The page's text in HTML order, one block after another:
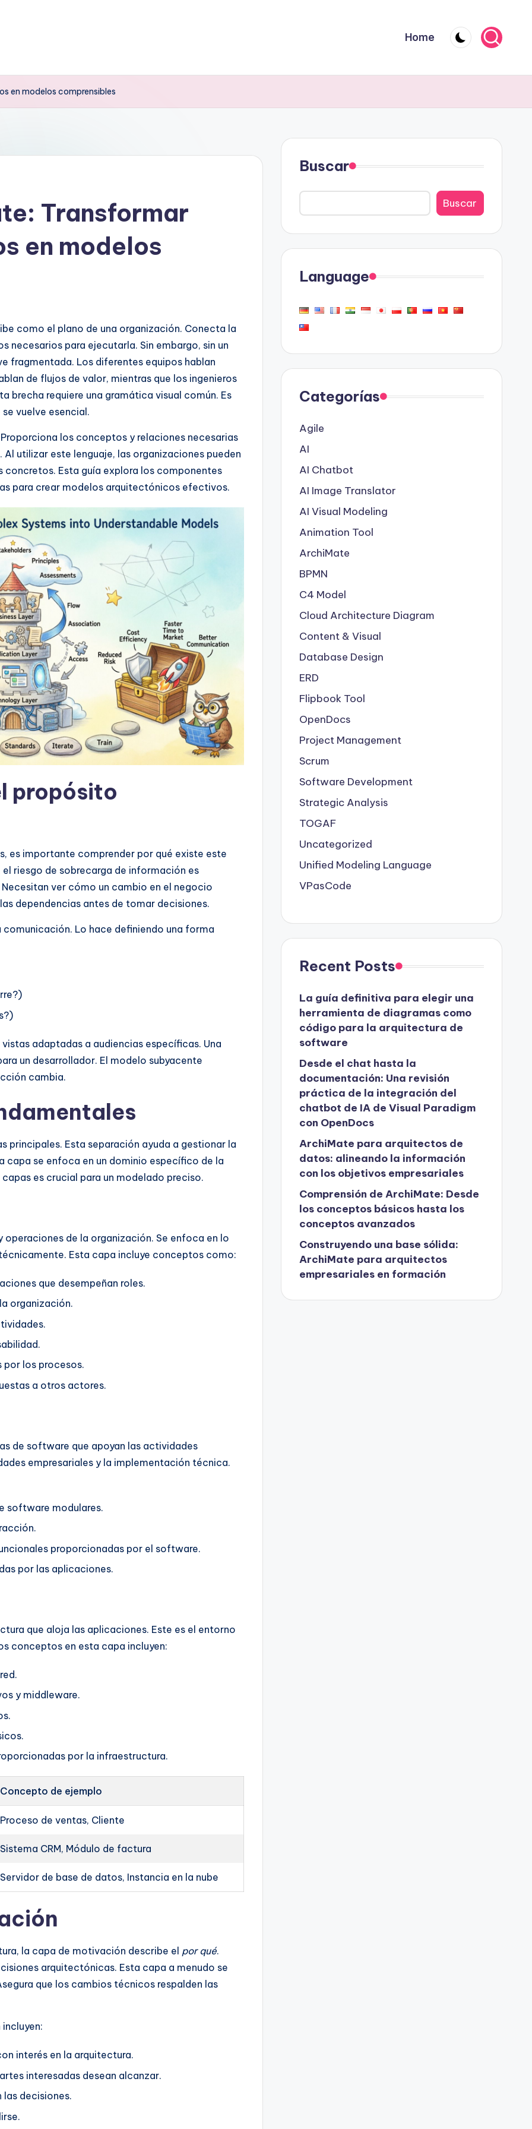
Home
en modelos comprensibles
Transformar
en modelos
como el plano de una organización. Conecta la
para ejecutarla. Sin embargo, sin un
fragmentada. Los diferentes equipos hablan
de flujos de valor, mientras que los ingenieros
brecha requiere una gramática visual común. Es
vuelve esencial.
los conceptos y relaciones necesarias
utilizar este lenguaje, las organizaciones pueden
Esta guía explora los componentes
para crear modelos arquitectónicos efectivos.
propósito
es importante comprender por qué existe este
riesgo de sobrecarga de información es
ver cómo un cambio en el negocio
dependencias antes de tomar decisiones.
Lo hace definiendo una forma
adaptadas a audiencias específicas. Una
un desarrollador. El modelo subyacente
cambia.
principales. Esta separación ayuda a gestionar la
capa se enfoca en un dominio específico de la
es crucial para un modelado preciso.
de la organización. Se enfoca en lo
Esta capa incluye conceptos como:
que desempeñan roles.
organización.
por los procesos.
a otros actores.
de software que apoyan las actividades
empresariales y la implementación técnica.
software modulares.
proporcionadas por el software.
por las aplicaciones.
que aloja las aplicaciones. Este es el entorno
conceptos en esta capa incluyen:
y middleware.
por la infraestructura.
Concepto de ejemplo
Proceso de ventas, Cliente
Sistema CRM, Módulo de factura
Servidor de base de datos, Instancia en la nube
la capa de motivación describe el por qué.
arquitectónicas. Esta capa a menudo se
que los cambios técnicos respalden las
interés en la arquitectura.
interesadas desean alcanzar.
las decisiones.
Buscar
Buscar
Language
Categorías
Agile
AI
AI Chatbot
AI Image Translator
AI Visual Modeling
Animation Tool
ArchiMate
BPMN
C4 Model
Cloud Architecture Diagram
Content & Visual
Database Design
ERD
Flipbook Tool
OpenDocs
Project Management
Scrum
Software Development
Strategic Analysis
TOGAF
Uncategorized
Unified Modeling Language
VPasCode
Recent Posts
La guía definitiva para elegir una
herramienta de diagramas como
código para la arquitectura de
software
Desde el chat hasta la
documentación: Una revisión
práctica de la integración del
chatbot de IA de Visual Paradigm
con OpenDocs
ArchiMate para arquitectos de
datos: alineando la información
con los objetivos empresariales
Comprensión de ArchiMate: Desde
los conceptos básicos hasta los
conceptos avanzados
Construyendo una base sólida:
ArchiMate para arquitectos
empresariales en formación